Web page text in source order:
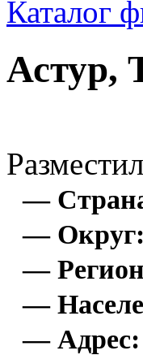
Каталог
—
— Округ:
—
—
— Адрес: